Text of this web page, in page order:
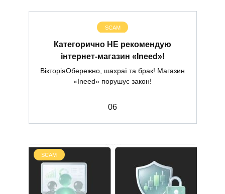
SCAM
Категорично НЕ рекомендую
інтернет-магазин «Ineed»!
ВікторіяОбережно, шахраї та брак! Магазин
«Ineed» порушує закон!
06
SCAM